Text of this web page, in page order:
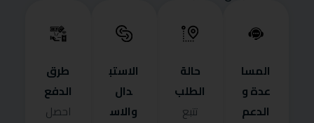
المسا
عدة و
الدعم
حالة
الطلب
تتبع
الاستب
دال
والاس
طرق
الدفع
احصل